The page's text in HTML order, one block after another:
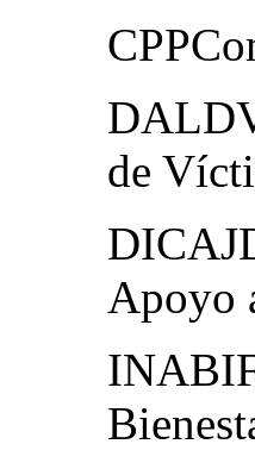
de
Apoyo